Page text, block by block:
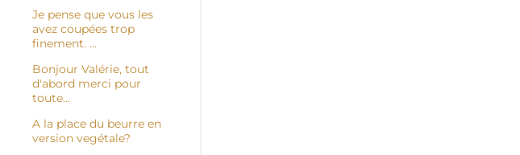
Je pense que vous les
avez coupées trop
finement. ...
Bonjour Valérie, tout
d'abord merci pour
toute...
A la place du beurre en
version vegétale?